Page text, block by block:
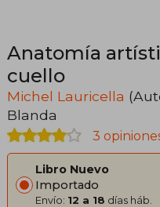
Anatomía
cuello
Michel Lauricella
Blanda
3
Libro Nuevo
Importado
Envío: 12 a 18 días háb.